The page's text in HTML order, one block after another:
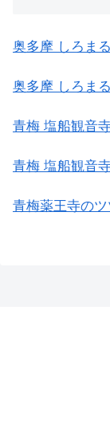
奥多摩 しろま
奥多摩 しろま
青梅 塩船観音
青梅 塩船観音
青梅薬王寺の